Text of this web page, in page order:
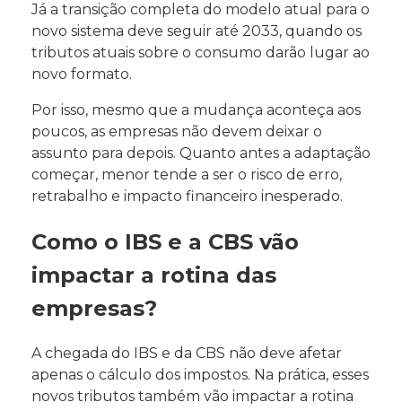
Já a transição completa do modelo atual para o
novo sistema deve seguir até 2033, quando os
tributos atuais sobre o consumo darão lugar ao
novo formato.
Por isso, mesmo que a mudança aconteça aos
poucos, as empresas não devem deixar o
assunto para depois. Quanto antes a adaptação
começar, menor tende a ser o risco de erro,
retrabalho e impacto financeiro inesperado.
Como o IBS e a CBS vão
impactar a rotina das
empresas?
A chegada do IBS e da CBS não deve afetar
apenas o cálculo dos impostos. Na prática, esses
novos tributos também vão impactar a rotina